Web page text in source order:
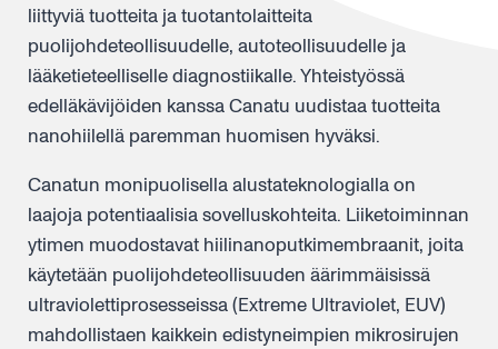
liittyviä tuotteita ja tuotantolaitteita
puolijohdeteollisuudelle, autoteollisuudelle ja
lääketieteelliselle diagnostiikalle. Yhteistyössä
edelläkävijöiden kanssa Canatu uudistaa tuotteita
nanohiilellä paremman huomisen hyväksi.
Canatun monipuolisella alustateknologialla on
laajoja potentiaalisia sovelluskohteita. Liiketoiminnan
ytimen muodostavat hiilinanoputkimembraanit, joita
käytetään puolijohdeteollisuuden äärimmäisissä
ultraviolettiprosesseissa (Extreme Ultraviolet, EUV)
mahdollistaen kaikkein edistyneimpien mikrosirujen